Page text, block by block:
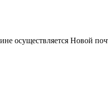
осуществляется Новой